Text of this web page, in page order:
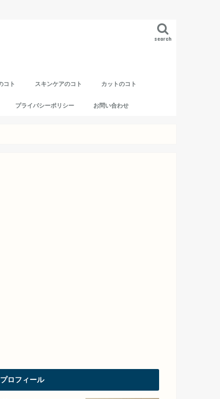
search
コト スキンケアのコト カットのコト
プライバシーポリシー お問い合わせ
プロフィール